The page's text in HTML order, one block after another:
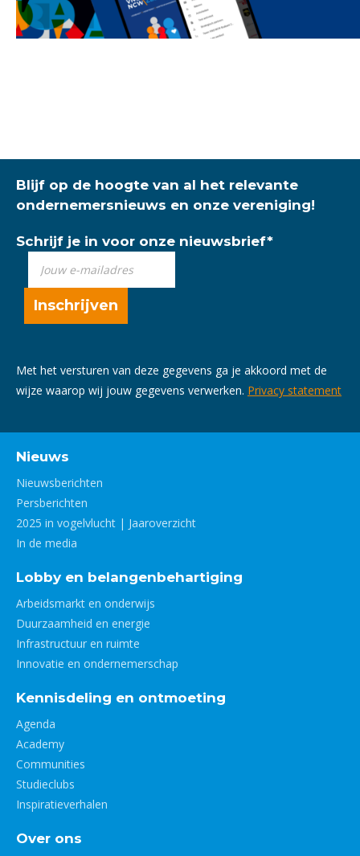
Blijf op de hoogte van al het relevante
ondernemersnieuws en onze vereniging!
Schrijf je in voor onze nieuwsbrief*
Met het versturen van deze gegevens ga je akkoord met de
wijze waarop wij jouw gegevens verwerken. Privacy statement
Nieuws
Nieuwsberichten
Persberichten
2025 in vogelvlucht | Jaaroverzicht
In de media
Lobby en belangenbehartiging
Arbeidsmarkt en onderwijs
Duurzaamheid en energie
Infrastructuur en ruimte
Innovatie en ondernemerschap
Kennisdeling en ontmoeting
Agenda
Academy
Communities
Studieclubs
Inspiratieverhalen
Over ons